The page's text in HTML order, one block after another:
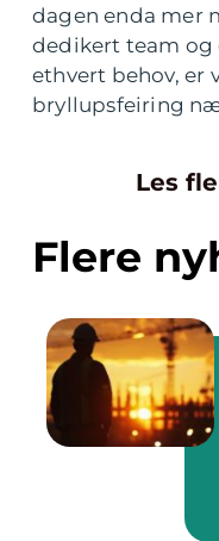
dagen enda mer
dedikert team og
ethvert behov, er
bryllupsfeiring
Les
Flere